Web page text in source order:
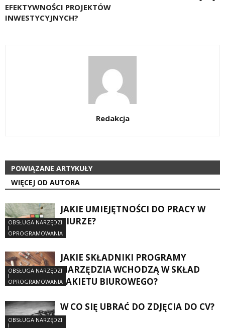
EFEKTYWNOŚCI PROJEKTÓW
INWESTYCYJNYCH?
Redakcja
POWIĄZANE ARTYKUŁY
WIĘCEJ OD AUTORA
OBSŁUGA NARZĘDZI
I
OPROGRAMOWANIA
JAKIE UMIEJĘTNOŚCI DO PRACY W
BIURZE?
OBSŁUGA NARZĘDZI
I
OPROGRAMOWANIA
JAKIE SKŁADNIKI PROGRAMY
NARZĘDZIA WCHODZĄ W SKŁAD
PAKIETU BIUROWEGO?
OBSŁUGA NARZĘDZI
I
W CO SIĘ UBRAĆ DO ZDJĘCIA DO CV?